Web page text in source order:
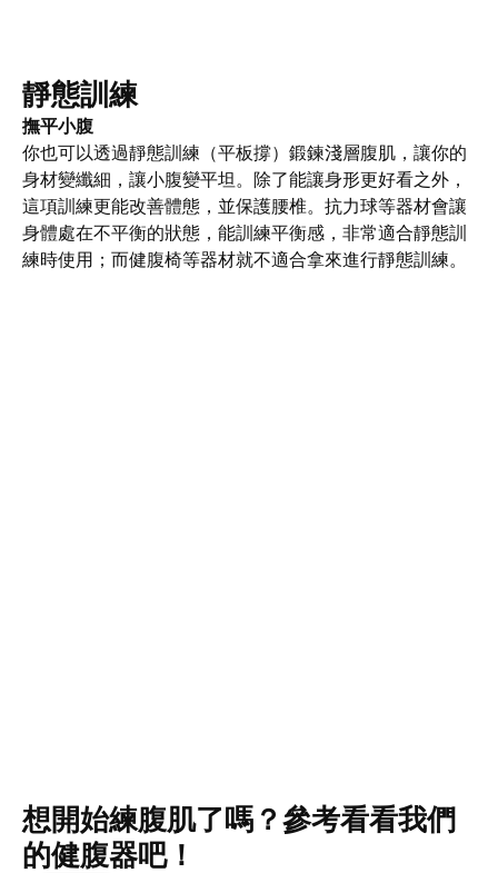
靜態訓練
撫平小腹
你也可以透過靜態訓練（平板撐）鍛鍊淺層腹肌，讓你的
身材變纖細，讓小腹變平坦。除了能讓身形更好看之外，
這項訓練更能改善體態，並保護腰椎。抗力球等器材會讓
身體處在不平衡的狀態，能訓練平衡感，非常適合靜態訓
練時使用；而健腹椅等器材就不適合拿來進行靜態訓練。
想開始練腹肌了嗎？參考看看我們
的健腹器吧！